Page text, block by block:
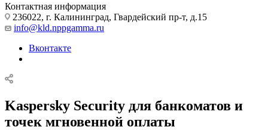
Контактная информация
236022, г. Калининград, Гвардейский пр-т, д.15
info@kld.nppgamma.ru
Вконтакте
Kaspersky Security для банкоматов и
точек мгновенной оплаты